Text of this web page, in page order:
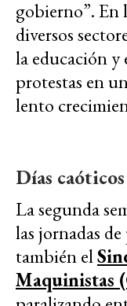
gobierno”. En
diversos
la educación
protestas en
lento
Días
La segunda
las jornadas
también el
Maquinistas